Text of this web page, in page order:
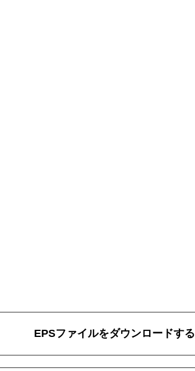
EPSファイルをダウンロードする